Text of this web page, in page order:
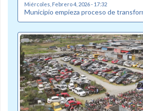
Miércoles, Febrero 4, 2026 - 17:32
Municipio empieza proceso de